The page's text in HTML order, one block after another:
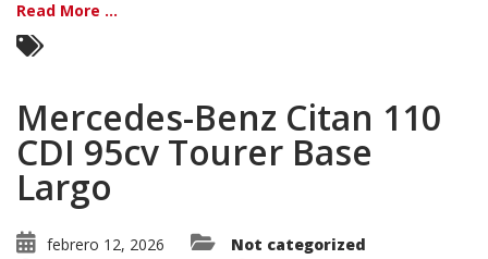
Read More ...
Mercedes-Benz Citan 110
CDI 95cv Tourer Base
Largo
febrero 12, 2026
Not categorized